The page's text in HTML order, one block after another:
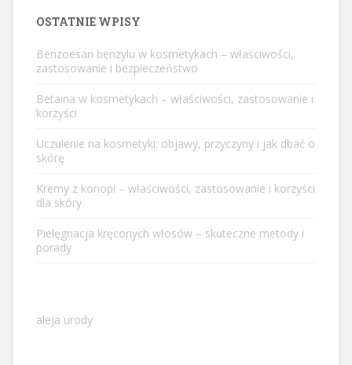
OSTATNIE WPISY
Benzoesan benzylu w kosmetykach – właściwości,
zastosowanie i bezpieczeństwo
Betaina w kosmetykach – właściwości, zastosowanie i
korzyści
Uczulenie na kosmetyki: objawy, przyczyny i jak dbać o
skórę
Kremy z konopi – właściwości, zastosowanie i korzyści
dla skóry
Pielęgnacja kręconych włosów – skuteczne metody i
porady
aleja urody